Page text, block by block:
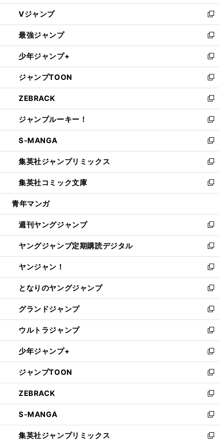
ウ
ィ
ン
ド
ウ
で
開
く
し
い
ウ
ィ
ン
ド
ウ
で
開
く
Vジャンプ
新
し
い
ウ
ィ
ン
ド
ウ
で
開
く
最強ジャンプ
新
し
い
ウ
ィ
ン
ド
ウ
で
開
く
少年ジャンプ+
新
し
い
ウ
ィ
ン
ド
ウ
で
開
く
ジャンプTOON
新
し
い
ウ
ィ
ン
ド
ウ
で
開
く
ZEBRACK
新
し
い
ウ
ィ
ン
ド
ウ
で
開
ジャンプルーキー！
新
し
い
ウ
ィ
ン
ド
ウ
開
く
S-MANGA
新
し
い
ウ
ィ
ン
ウ
で
開
く
集英社ジャンプリミックス
新
し
い
ウ
ン
ド
ウ
で
開
く
集英社コミック文庫
新
し
ウ
ィ
ン
ド
ウ
で
開
く
青年マンガ
週刊ヤングジャンプ
新
し
い
ウ
ィ
ン
ド
ウ
で
開
く
ヤングジャンプ定期購読デジタル
新
し
い
ウ
ィ
ン
ド
ウ
で
開
く
ヤンジャン！
新
し
い
ウ
ィ
ン
ド
ウ
で
開
く
となりのヤングジャンプ
新
し
い
ウ
ィ
ン
ド
ウ
で
開
く
グランドジャンプ
新
し
い
ウ
ィ
ン
ド
ウ
で
開
く
ウルトラジャンプ
新
し
い
ウ
ィ
ン
ド
ウ
で
開
く
少年ジャンプ+
新
し
い
ウ
ィ
ン
ド
ウ
で
ジャンプTOON
新
し
い
ウ
ィ
ン
ド
ZEBRACK
新
し
い
ウ
ィ
S-MANGA
新
し
い
集英社ジャンプリミックス 新